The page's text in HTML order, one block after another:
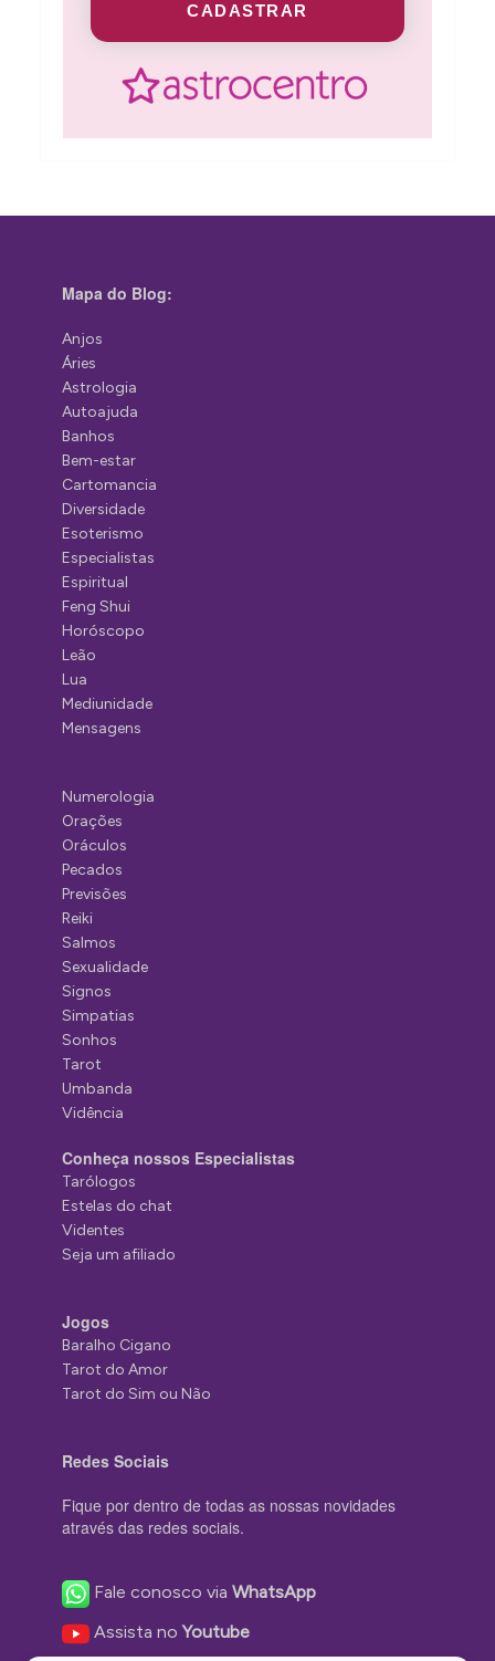
CADASTRAR
Mapa do Blog:
Anjos
Áries
Astrologia
Autoajuda
Banhos
Bem-estar
Cartomancia
Diversidade
Esoterismo
Especialistas
Espiritual
Feng Shui
Horóscopo
Leão
Lua
Mediunidade
Mensagens
Numerologia
Orações
Oráculos
Pecados
Previsões
Reiki
Salmos
Sexualidade
Signos
Simpatias
Sonhos
Tarot
Umbanda
Vidência
Conheça nossos Especialistas
Tarólogos
Estelas do chat
Videntes
Seja um afiliado
Jogos
Baralho Cigano
Tarot do Amor
Tarot do Sim ou Não
Redes Sociais
Fique por dentro de todas as nossas novidades
através das redes sociais.
Fale conosco viaWhatsApp
Assista noYoutube